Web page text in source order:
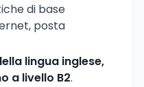
di base
posta
lingua inglese,
a livello B2.